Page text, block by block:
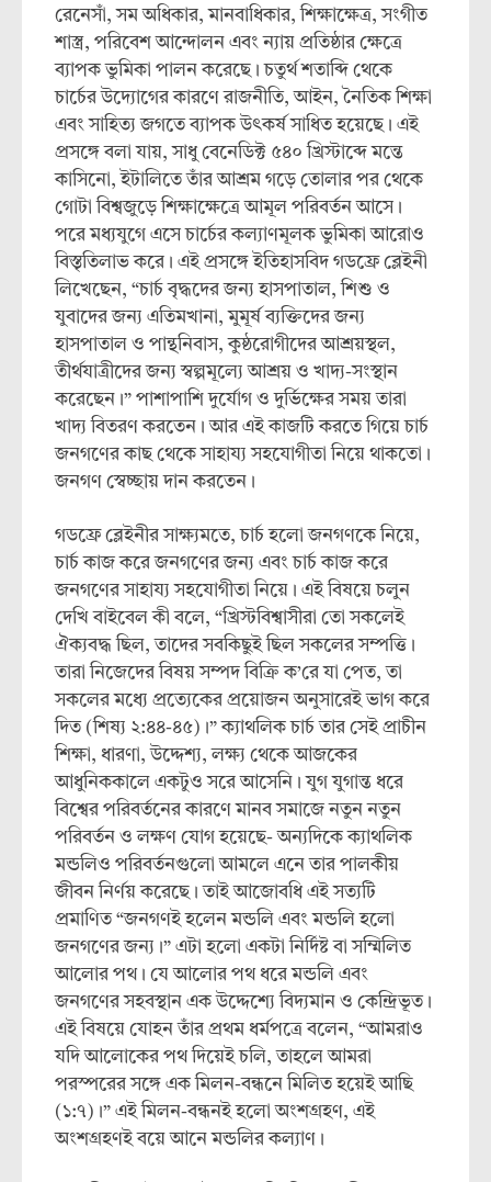
রেনেসাঁ, সম অধিকার, মানবাধিকার, শিক্ষাক্ষেত্র, সংগীত
শাস্ত্র, পরিবেশ আন্দোলন এবং ন্যায় প্রতিষ্ঠার ক্ষেত্রে
ব্যাপক ভুমিকা পালন করেছে। চতুর্থ শতাব্দি থেকে
চার্চের উদ্যোগের কারণে রাজনীতি, আইন, নৈতিক শিক্ষা
এবং সাহিত্য জগতে ব্যাপক উৎকর্ষ সাধিত হয়েছে। এই
প্রসঙ্গে বলা যায়, সাধু বেনেডিক্ট ৫৪০ খ্রিস্টাব্দে মন্তে
কাসিনো, ইটালিতে তাঁর আশ্রম গড়ে তোলার পর থেকে
গোটা বিশ্বজুড়ে শিক্ষাক্ষেত্রে আমূল পরিবর্তন আসে।
পরে মধ্যযুগে এসে চার্চের কল্যাণমূলক ভুমিকা আরোও
বিস্তৃতিলাভ করে। এই প্রসঙ্গে ইতিহাসবিদ গডফ্রে ব্লেইনী
লিখেছেন, “চার্চ বৃদ্ধদের জন্য হাসপাতাল, শিশু ও
যুবাদের জন্য এতিমখানা, মুমূর্ষ ব্যক্তিদের জন্য
হাসপাতাল ও পান্থনিবাস, কুষ্ঠরোগীদের আশ্রয়স্থল,
তীর্থযাত্রীদের জন্য স্বল্পমূল্যে আশ্রয় ও খাদ্য-সংস্থান
করেছেন।” পাশাপাশি দুর্যোগ ও দুর্ভিক্ষের সময় তারা
খাদ্য বিতরণ করতেন। আর এই কাজটি করতে গিয়ে চার্চ
জনগণের কাছ থেকে সাহায্য সহযোগীতা নিয়ে থাকতো।
জনগণ স্বেচ্ছায় দান করতেন।
গডফ্রে ব্লেইনীর সাক্ষ্যমতে, চার্চ হলো জনগণকে নিয়ে,
চার্চ কাজ করে জনগণের জন্য এবং চার্চ কাজ করে
জনগণের সাহায্য সহযোগীতা নিয়ে। এই বিষয়ে চলুন
দেখি বাইবেল কী বলে, “খ্রিস্টবিশ্বাসীরা তো সকলেই
ঐক্যবদ্ধ ছিল, তাদের সবকিছুই ছিল সকলের সম্পত্তি।
তারা নিজেদের বিষয় সম্পদ বিক্রি ক’রে যা পেত, তা
সকলের মধ্যে প্রত্যেকের প্রয়োজন অনুসারেই ভাগ করে
দিত (শিষ্য ২:৪৪-৪৫)।” ক্যাথলিক চার্চ তার সেই প্রাচীন
শিক্ষা, ধারণা, উদ্দেশ্য, লক্ষ্য থেকে আজকের
আধুনিককালে একটুও সরে আসেনি। যুগ যুগান্ত ধরে
বিশ্বের পরিবর্তনের কারণে মানব সমাজে নতুন নতুন
পরিবর্তন ও লক্ষণ যোগ হয়েছে- অন্যদিকে ক্যাথলিক
মন্ডলিও পরিবর্তনগুলো আমলে এনে তার পালকীয়
জীবন নির্ণয় করেছে। তাই আজোবধি এই সত্যটি
প্রমাণিত “জনগণই হলেন মন্ডলি এবং মন্ডলি হলো
জনগণের জন্য।” এটা হলো একটা নির্দিষ্ট বা সম্মিলিত
আলোর পথ। যে আলোর পথ ধরে মন্ডলি এবং
জনগণের সহবস্থান এক উদ্দেশ্যে বিদ্যমান ও কেন্দ্রিভূত।
এই বিষয়ে যোহন তাঁর প্রথম ধর্মপত্রে বলেন, “আমরাও
যদি আলোকের পথ দিয়েই চলি, তাহলে আমরা
পরস্পরের সঙ্গে এক মিলন-বন্ধনে মিলিত হয়েই আছি
(১:৭)।” এই মিলন-বন্ধনই হলো অংশগ্রহণ, এই
অংশগ্রহণই বয়ে আনে মন্ডলির কল্যাণ।